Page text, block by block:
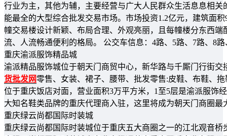
行业为主，其他为辅，主要经营与广大人民群众生活息息相
能最全的大型综合批发交易市场。市场投资1.2亿元，建筑面
幢交易楼设计新颖、布局合理、外观亮丽，且每幢楼分东西
流、人流畅通便利的格局。 公交车信息：4路、5路、7路、8路
重庆渝派服饰精品城
渝派精品服饰城位于朝天门商贸中心，新华路与千厮门行街
货批发网零售、女装、裙子、腰带、批发零售:皮鞋、布鞋、
位于重庆饭店对面，营业面积3万平方米，1至5层是渝派服饰
大知名鞋类品牌的重庆代理商入驻，这里将成为朝天门商圈最
重庆绿云尚都国际时装城
重庆绿云尚都国际时装城位于重庆五大商圈之一的江北观音